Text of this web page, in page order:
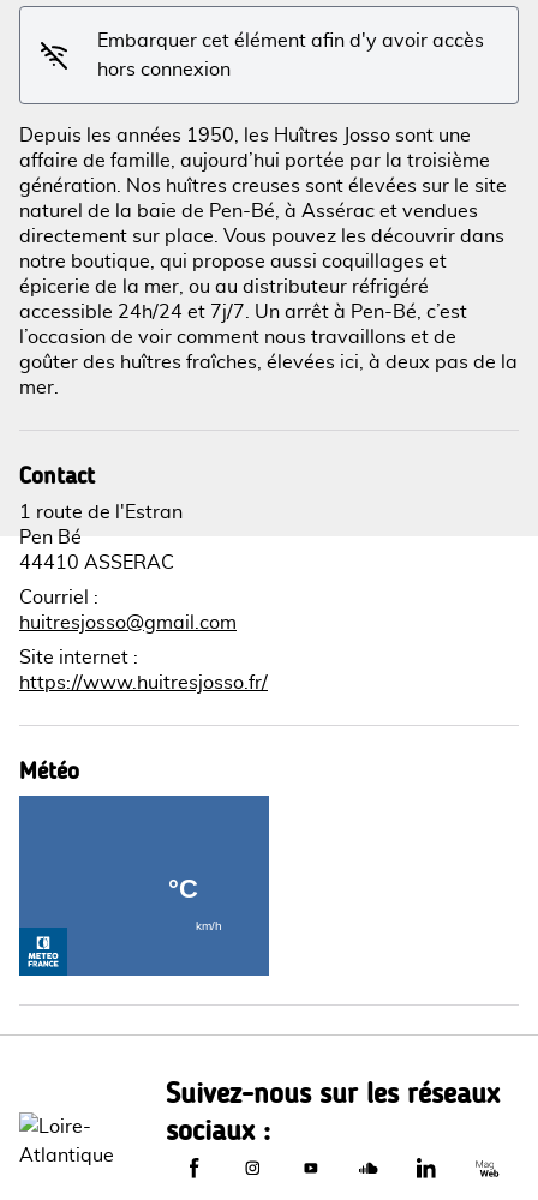
Voir l'image en plein écran
Embarquer cet élément afin d'y avoir accès
hors connexion
Depuis les années 1950, les Huîtres Josso sont une
affaire de famille, aujourd’hui portée par la troisième
génération. Nos huîtres creuses sont élevées sur le site
naturel de la baie de Pen-Bé, à Assérac et vendues
directement sur place. Vous pouvez les découvrir dans
notre boutique, qui propose aussi coquillages et
épicerie de la mer, ou au distributeur réfrigéré
accessible 24h/24 et 7j/7. Un arrêt à Pen-Bé, c’est
l’occasion de voir comment nous travaillons et de
goûter des huîtres fraîches, élevées ici, à deux pas de la
mer.
Contact
1 route de l'Estran
Pen Bé
44410 ASSERAC
Courriel
:
huitresjosso@gmail.com
Site internet :
https://www.huitresjosso.fr/
Météo
Suivez-nous sur les réseaux
sociaux :